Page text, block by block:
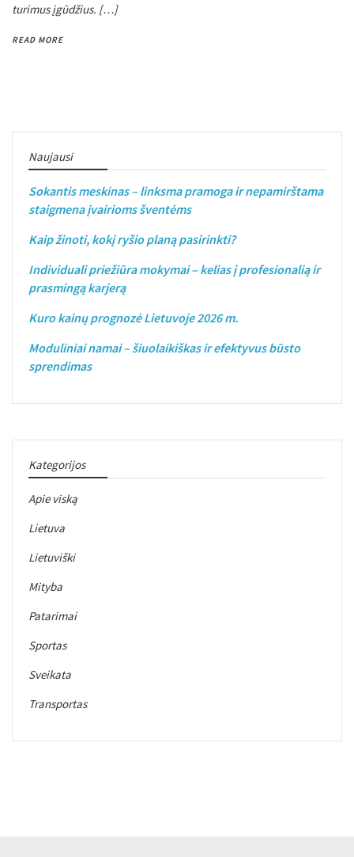
turimus įgūdžius. […]
READ MORE
Naujausi
Sokantis meskinas – linksma pramoga ir nepamirštama
staigmena įvairioms šventėms
Kaip žinoti, kokį ryšio planą pasirinkti?
Individuali priežiūra mokymai – kelias į profesionalią ir
prasmingą karjerą
Kuro kainų prognozė Lietuvoje 2026 m.
Moduliniai namai – šiuolaikiškas ir efektyvus būsto
sprendimas
Kategorijos
Apie viską
Lietuva
Lietuviški
Mityba
Patarimai
Sportas
Sveikata
Transportas